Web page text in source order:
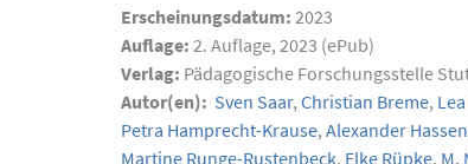
Erscheinungsdatum: 2023
Auflage: 2. Auflage, 2023 (ePub)
Verlag: Pädagogische Forschungsstelle
Autor(en): Sven Saar, Christian Breme,
Petra Hamprecht-Krause, Alexander
Martine Runge-Rustenbeck, Elke Rüpke, M.